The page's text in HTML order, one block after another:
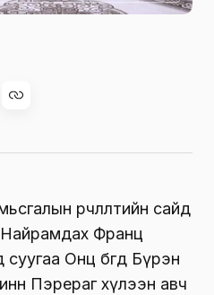
өөрчлөлтийн сайд
Франц
Онц бөгөөд Бүрэн
Пэрераг хүлээн авч